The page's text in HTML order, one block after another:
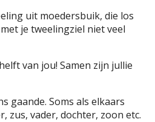
uit moedersbuik, die los
je tweelingziel niet veel
van jou! Samen zijn jullie
gaande. Soms als elkaars
zus, vader, dochter, zoon etc.